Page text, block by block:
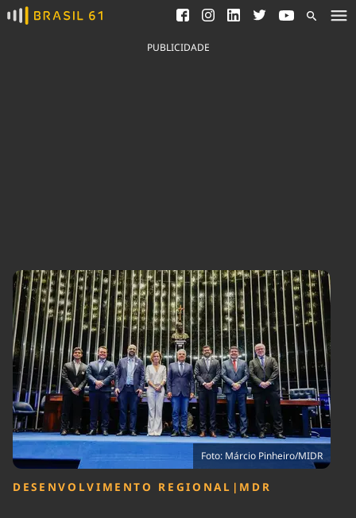
Ver todas as notícias
Saneamento
Indicadores
Agronegócios
Brasil
Brasil Mineral
Ciência &
Tecnologia
Cinema
Comportamento
Cultura
Economia
Educação
Infraestrutura
Internacional
Meio Ambiente
Podcast
Política
Saúde
Tempo
PUBLICIDADE
Foto: Márcio Pinheiro/MIDR
DESENVOLVIMENTO REGIONAL | MDR